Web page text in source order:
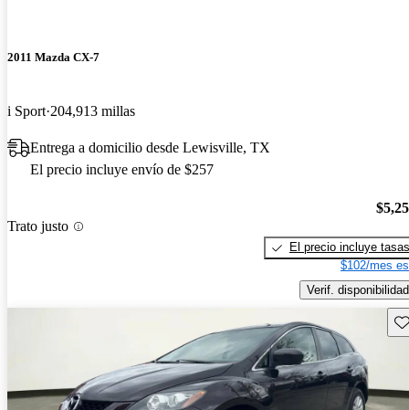
2011 Mazda CX-7
i Sport 204,913 millas
Entrega a domicilio desde Lewisville, TX
El precio incluye envío de $257
Trato justo
El precio incluye tasas
$102/mes
Verif. disponibilidad